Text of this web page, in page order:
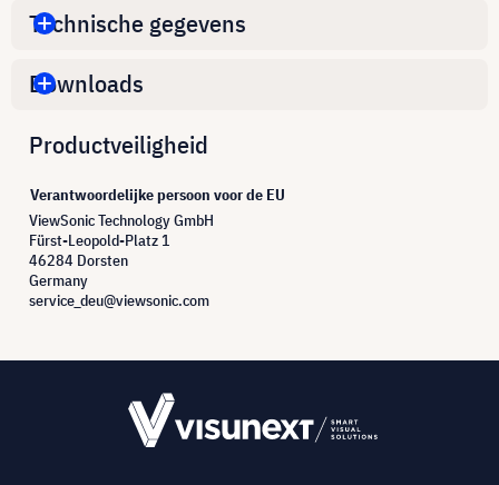
Technische gegevens
Downloads
Productveiligheid
Verantwoordelijke persoon voor de EU
ViewSonic Technology GmbH
Fürst-Leopold-Platz 1
46284 Dorsten
Germany
service_deu@viewsonic.com